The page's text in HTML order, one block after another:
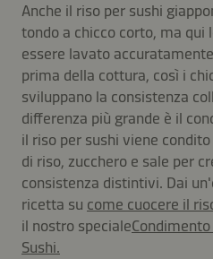
Anche il riso per sushi
tondo a chicco corto, ma qui
essere lavato
prima della cottura, così i
sviluppano la consistenza
differenza più grande è il
il riso per sushi viene
di riso, zucchero e sale per
consistenza distintivi. Dai
ricetta su come cuocere il
il nostro speciale
Sushi.